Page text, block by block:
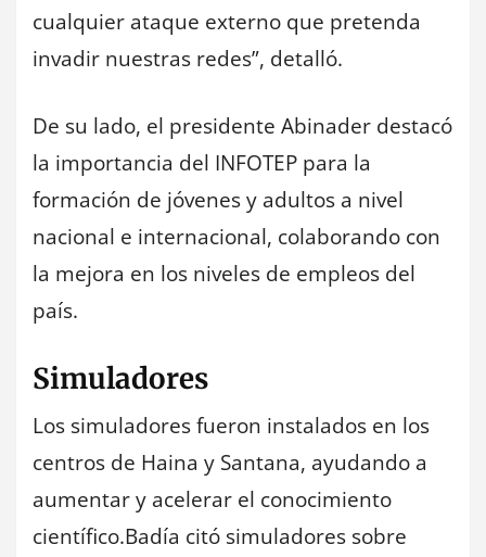
cualquier ataque externo que pretenda
invadir nuestras redes”, detalló.
De su lado, el presidente Abinader destacó
la importancia del INFOTEP para la
formación de jóvenes y adultos a nivel
nacional e internacional, colaborando con
la mejora en los niveles de empleos del
país.
Simuladores
Los simuladores fueron instalados en los
centros de Haina y Santana, ayudando a
aumentar y acelerar el conocimiento
científico.Badía citó simuladores sobre